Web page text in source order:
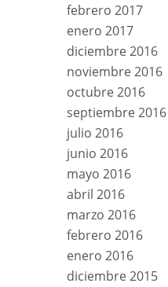
febrero 2017
enero 2017
diciembre 2016
noviembre 2016
octubre 2016
septiembre 2016
julio 2016
junio 2016
mayo 2016
abril 2016
marzo 2016
febrero 2016
enero 2016
diciembre 2015